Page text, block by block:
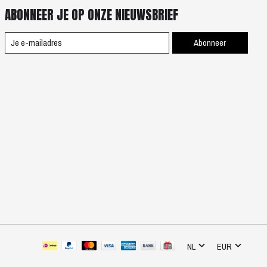
ABONNEER JE OP ONZE NIEUWSBRIEF
Abonneer
NL EUR